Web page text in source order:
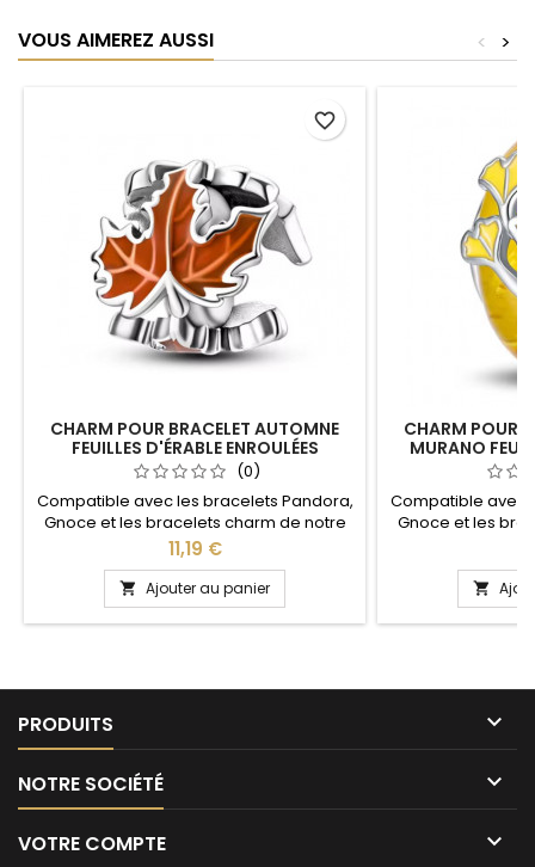
VOUS AIMEREZ AUSSI >
<
CHARM POUR BRACELET AUTOMNE
FEUILLES D'ÉRABLE ENROULÉES
(0)
Compatible avec les bracelets Pandora,
Gnoce et les bracelets charm de notre
site idéal pour : Noël, Saint Valentin,
anniversaire, cadeau, fête
Prix
11,19 €
 Ajouter au panier
favorite_border
CHARM POUR
MURANO
Compatible avec
Gnoce et les

PRODUITS 
NOTRE SOCIÉTÉ 
VOTRE COMPTE 